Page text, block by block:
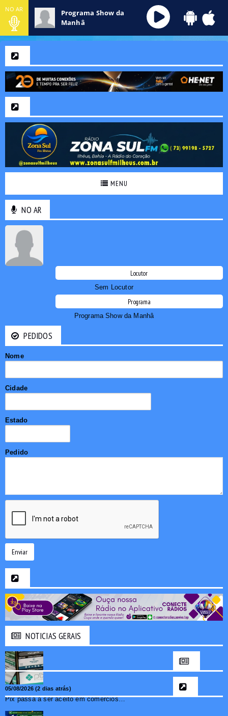
NO AR
Programa Show da
Manhâ
MENU
NO AR
Locutor
Sem Locutor
Programa
Programa Show da Manhâ
PEDIDOS
Nome
Cidade
Estado
Pedido
Enviar
NOTICIAS GERAIS
05/08/2026 (2 dias atrás)
Pix passa a ser aceito em comércios de oito países e amplia opções de pagamento para brasileiros no exterior